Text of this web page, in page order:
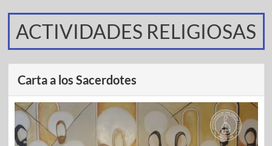
ACTIVIDADES RELIGIOSAS
Carta a los Sacerdotes